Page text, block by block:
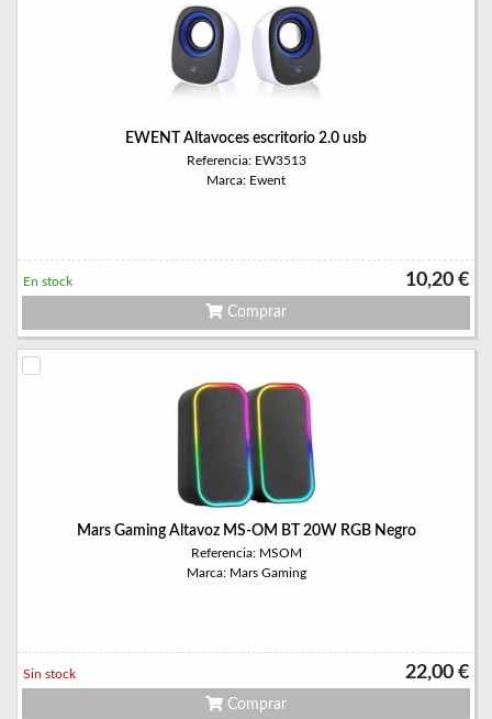
EWENT Altavoces escritorio 2.0 usb
Referencia: EW3513
Marca: Ewent
10,20 €
En stock
Comprar
Mars Gaming Altavoz MS-OM BT 20W RGB Negro
Referencia: MSOM
Marca: Mars Gaming
22,00 €
Sin stock
Comprar